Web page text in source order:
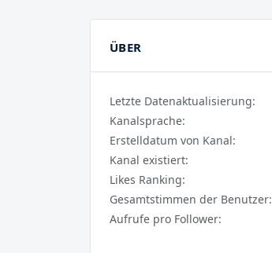
ÜBER
Letzte Datenaktualisierung:
Kanalsprache:
Erstelldatum von Kanal:
Kanal existiert:
Likes Ranking:
Gesamtstimmen der Benutzer:
Aufrufe pro Follower: